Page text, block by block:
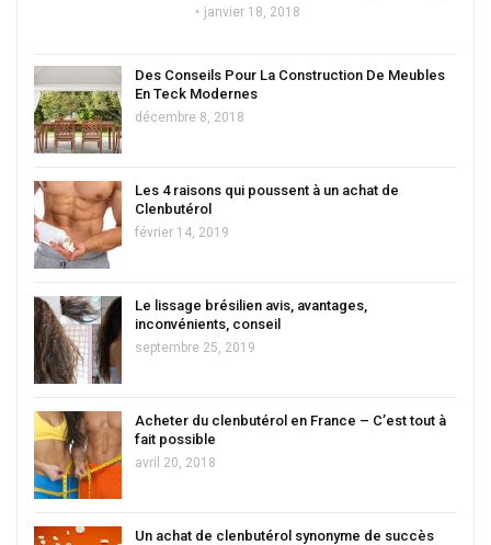
janvier 18, 2018
Des Conseils Pour La Construction De Meubles
En Teck Modernes
décembre 8, 2018
Les 4 raisons qui poussent à un achat de
Clenbutérol
février 14, 2019
Le lissage brésilien avis, avantages,
inconvénients, conseil
septembre 25, 2019
Acheter du clenbutérol en France – C’est tout à
fait possible
avril 20, 2018
Un achat de clenbutérol synonyme de succès